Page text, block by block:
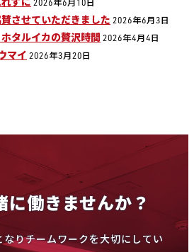
させていただきました 2026年6月3日
タルイカの贅沢時間 2026年4月4日
マイ 2026年3月20日
に働きませんか？
りチームワークを大切にしてい